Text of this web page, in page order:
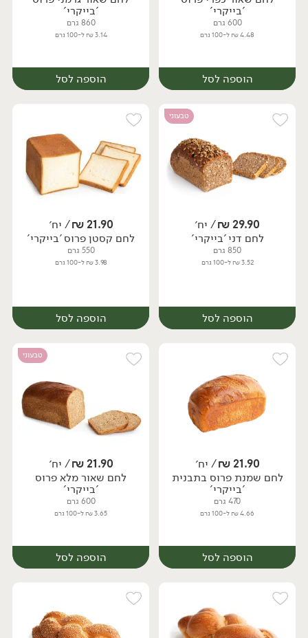
'בייקרי'
600 גרם
4.48 ₪ ל-100 גרם
הוספה לסל
יח׳
'בייקרי'
860 גרם
3.14 ₪ ל-100 גרם
הוספה לסל
יח׳
טבעוני
29.90
₪/ יח׳
לחם דני 'בייקרי'
850 גרם
3.52 ₪ ל-100 גרם
הוספה לסל
יח׳
21.90
₪/ יח׳
לחם קסטן פרוס 'בייקרי'
550 גרם
3.98 ₪ ל-100 גרם
הוספה לסל
יח׳
21.90
₪/ יח׳
לחם שמנת פרוס בתבנית
'בייקרי'
470 גרם
4.66 ₪ ל-100 גרם
הוספה לסל
טבעוני
21.90
₪/ יח׳
לחם שאור מלא פרוס
'בייקרי'
600 גרם
3.65 ₪ ל-100 גרם
הוספה לסל